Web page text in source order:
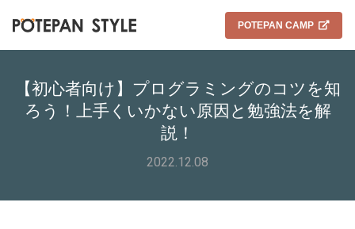
POTEPAN CAMP
【初心者向け】プログラミングのコツを知
ろう！上手くいかない原因と勉強法を解
説！
2022.12.08